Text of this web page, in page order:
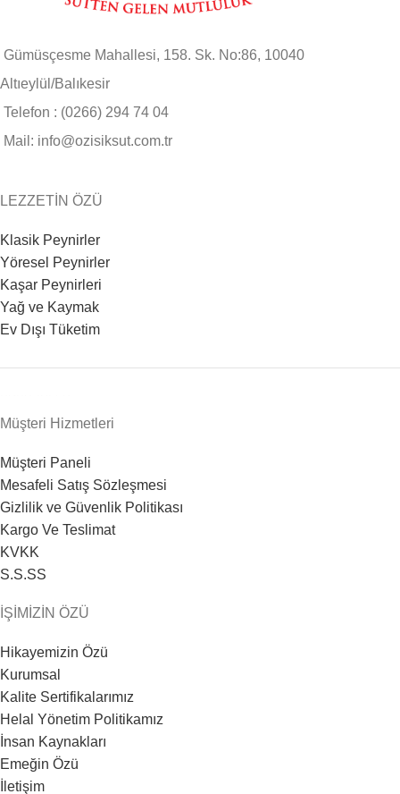
Gümüsçesme Mahallesi, 158. Sk. No:86, 10040
Altıeylül/Balıkesir
Telefon : (0266) 294 74 04
Mail: info@ozisiksut.com.tr
LEZZETİN ÖZÜ
Klasik Peynirler
Yöresel Peynirler
Kaşar Peynirleri
Yağ ve Kaymak
Ev Dışı Tüketim
Müşteri Hizmetleri
Müşteri Paneli
Mesafeli Satış Sözleşmesi
Gizlilik ve Güvenlik Politikası
Kargo Ve Teslimat
KVKK
S.S.SS
İŞİMİZİN ÖZÜ
Hikayemizin Özü
Kurumsal
Kalite Sertifikalarımız
Helal Yönetim Politikamız
İnsan Kaynakları
Emeğin Özü
İletişim